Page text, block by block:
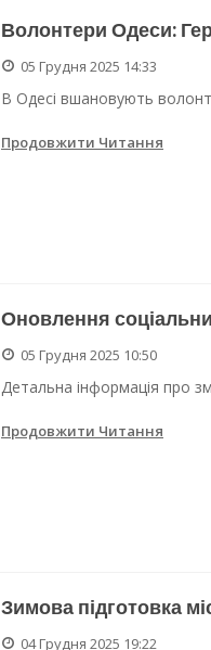
Волонтери Одеси:
05 Грудня 2025 14:33
В Одесі вшановують
Продовжити Читання
Оновлення
05 Грудня 2025 10:50
Детальна інформація про
Продовжити Читання
Зимова підготовка
04 Грудня 2025 19:22